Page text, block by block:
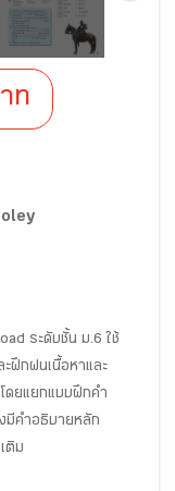
ท
ระดับชั้น ม.6 ใช้
ฝึกฝนเนื้อหาและ
ดยแยกแบบฝึกคำ
มีคำอธิบายหลัก
ติม